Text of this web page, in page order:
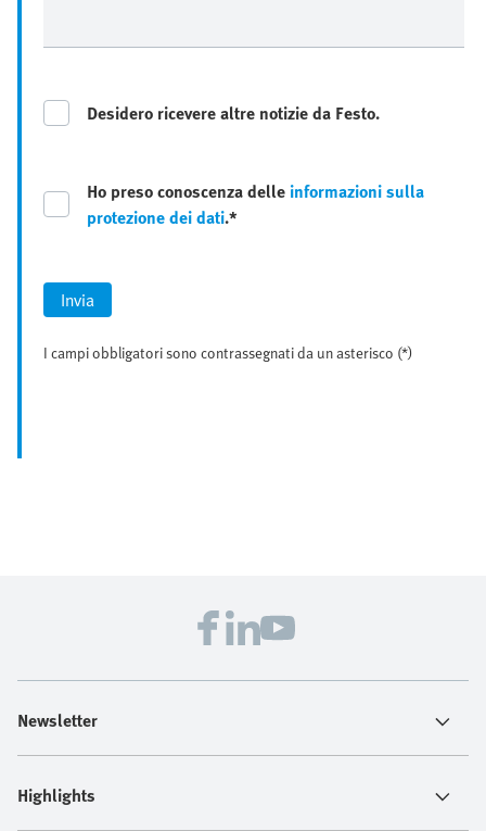
Desidero ricevere altre notizie da Festo.
Ho preso conoscenza delle informazioni sulla
protezione dei dati.*
Invia
I campi obbligatori sono contrassegnati da un asterisco (*)
Newsletter
Highlights